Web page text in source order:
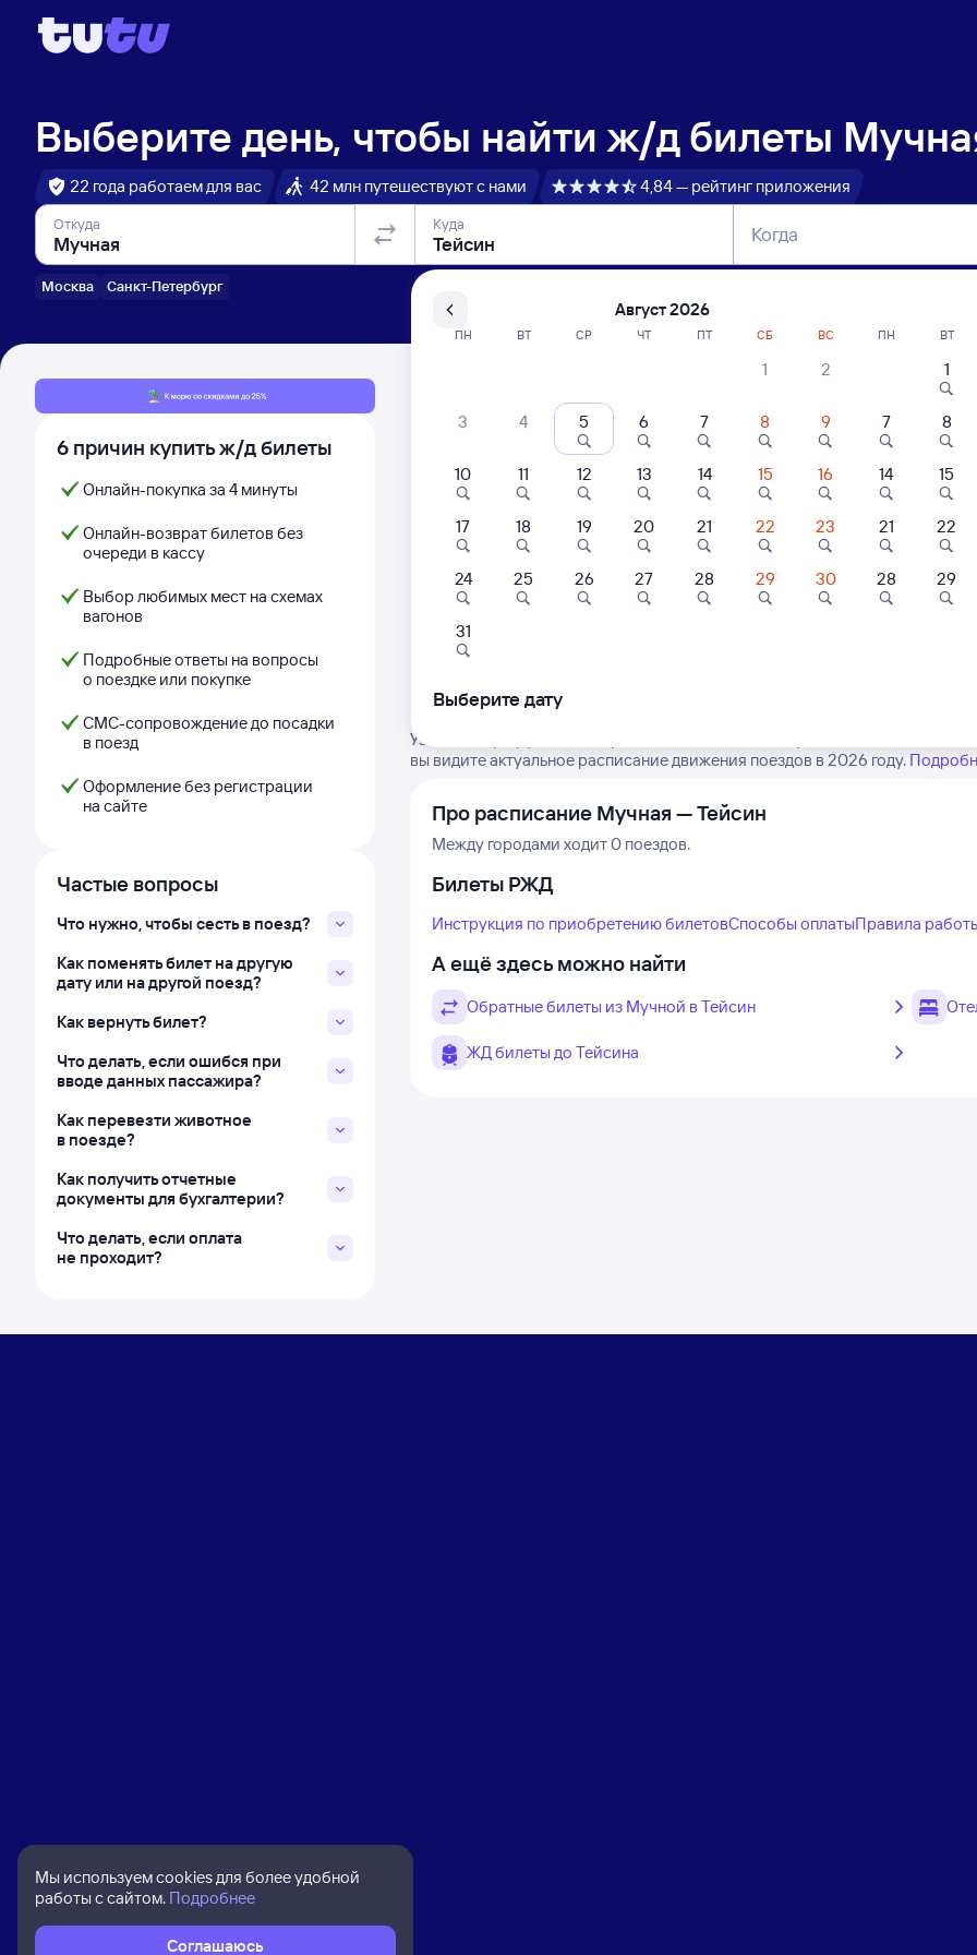
Выберите день, чтобы найти ж/д билеты
22 года работаем для вас 42 млн путешествуют с нами 4,84 — рейтинг приложения
Откуда
Москва Санкт-Петербург
Куда Когда
6 причин купить ж/д билеты
Онлайн-покупка за 4 минуты
Онлайн-возврат билетов без
очереди в кассу
Выбор любимых мест на схемах
вагонов
Подробные ответы на вопросы
о поездке или покупке
СМС-сопровождение до посадки
в поезд
Оформление без регистрации
на сайте
Частые вопросы
Что нужно, чтобы сесть в поезд?
Как поменять билет на другую
дату или на другой поезд?
Как вернуть билет?
Что делать, если ошибся при
вводе данных пассажира?
Как перевезти животное
в поезде?
Как получить отчетные
документы для бухгалтерии?
Что делать, если оплата
не проходит?
Расписание поездов Мучная — Тейсин
Нет рейсов по
Узнайте маршрут пассажирских поездов РЖД из Мучной в Тейсин.
вы видите актуальное расписание движения поездов в 2026 году.
Про расписание Мучная — Тейсин
Между городами ходит 0 поездов.
Билеты РЖД
Инструкция по приобретению билетовСпособы оплатыПравила
А ещё здесь можно найти
Обратные билеты из Мучной в Тейсин
ЖД билеты до Тейсина
Мы используем cookies для более удобной
работы с сайтом. Подробнее
Соглашаюсь
Август 2026
ПН ВТ СР ЧТ ПТ СБ ВС
1 2
3 4 5 6 7 8 9
10 11 12 13 14 15 16
17 18 19 20 21 22 23
24 25 26 27 28 29 30
31
ПН ВТ
1
7 8
14 15
21 22
28 29
Выберите дату